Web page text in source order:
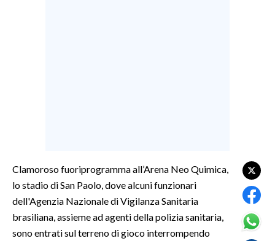
GOSSIP
SALUTE
SARDEGNA TURISMO
Clamoroso fuoriprogramma all’Arena Neo Quimica,
lo stadio di San Paolo, dove alcuni funzionari
dell'Agenzia Nazionale di Vigilanza Sanitaria
brasiliana, assieme ad agenti della polizia sanitaria,
sono entrati sul terreno di gioco interrompendo